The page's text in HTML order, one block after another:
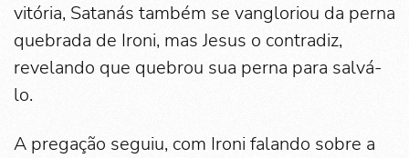
vitória, Satanás também se vangloriou da perna
quebrada de Ironi, mas Jesus o contradiz,
revelando que quebrou sua perna para salvá-
lo.
A pregação seguiu, com Ironi falando sobre a